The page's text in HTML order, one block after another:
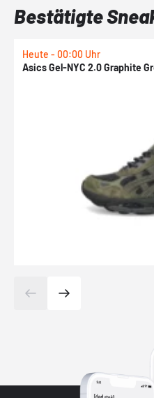
Bestätigte
Heute - 00:00 Uhr
Asics Gel-NYC 2.0 Graphite